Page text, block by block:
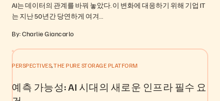
AI는 데이터의 관계를 바꿔 놓았다. 이 변화에 대응하기 위해 기업 IT
는 지난 50년간 당연하게 여겨…
By: Charlie Giancarlo
PERSPECTIVES,THE PURE STORAGE PLATFORM
예측 가능성: AI 시대의 새로운 인프라 필수 요